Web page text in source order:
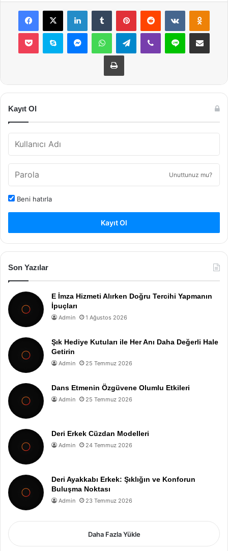
Facebook
X LinkedInTumblr PinterestReddit VKontakte
Pocket Skype MessengerWhatsAppTelegramViber Line E-Posta ile
Yazdır
Kayıt Ol
Unuttunuz mu?
Beni hatırla
Kayıt Ol
Son Yazılar
E İmza Hizmeti Alırken Doğru Tercihi Yapmanın
İpuçları
Admin 1 Ağustos 2026
Şık Hediye Kutuları ile Her Anı Daha Değerli Hale
Getirin
Admin 25 Temmuz 2026
Dans Etmenin Özgüvene Olumlu Etkileri
Admin 25 Temmuz 2026
Deri Erkek Cüzdan Modelleri
Admin 24 Temmuz 2026
Deri Ayakkabı Erkek: Şıklığın ve Konforun
Buluşma Noktası
Admin 23 Temmuz 2026
Daha Fazla Yükle